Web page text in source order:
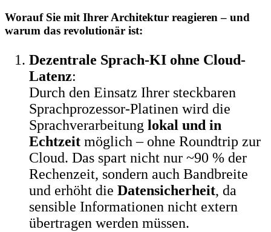
Worauf Sie mit Ihrer Architektur reagieren – und
warum das revolutionär ist:
Dezentrale Sprach-KI ohne Cloud-
Latenz:
Durch den Einsatz Ihrer steckbaren
Sprachprozessor-Platinen wird die
Sprachverarbeitung lokal und in
Echtzeit möglich – ohne Roundtrip zur
Cloud. Das spart nicht nur ~90 % der
Rechenzeit, sondern auch Bandbreite
und erhöht die Datensicherheit, da
sensible Informationen nicht extern
übertragen werden müssen.